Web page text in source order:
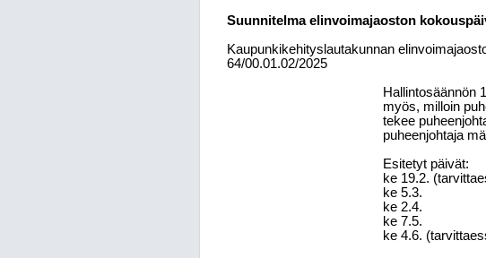
Suunnitelma elinvoimajaoston
Kaupunkikehityslautakunnan
64/00.01.02/2025
Hallintosäännön
myös, milloin
tekee
puheenjohtaja
Esitetyt päivät:
ke 19.2.
ke 5.3.
ke 2.4.
ke 7.5.
ke 4.6.